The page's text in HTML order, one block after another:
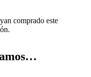
comprado este